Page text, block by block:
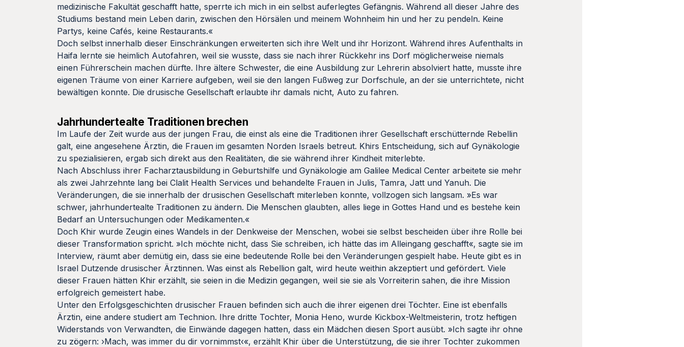
medizinische Fakultät geschafft hatte, sperrte ich mich in ein selbst auferlegtes Gefängnis. Während all dieser Jahre des
Studiums bestand mein Leben darin, zwischen den Hörsälen und meinem Wohnheim hin und her zu pendeln. Keine
Partys, keine Cafés, keine Restaurants.«
Doch selbst innerhalb dieser Einschränkungen erweiterten sich ihre Welt und ihr Horizont. Während ihres Aufenthalts in
Haifa lernte sie heimlich Autofahren, weil sie wusste, dass sie nach ihrer Rückkehr ins Dorf möglicherweise niemals
einen Führerschein machen dürfte. Ihre ältere Schwester, die eine Ausbildung zur Lehrerin absolviert hatte, musste ihre
eigenen Träume von einer Karriere aufgeben, weil sie den langen Fußweg zur Dorfschule, an der sie unterrichtete, nicht
bewältigen konnte. Die drusische Gesellschaft erlaubte ihr damals nicht, Auto zu fahren.
Jahrhundertealte Traditionen brechen
Im Laufe der Zeit wurde aus der jungen Frau, die einst als eine die Traditionen ihrer Gesellschaft erschütternde Rebellin
galt, eine angesehene Ärztin, die Frauen im gesamten Norden Israels betreut. Khirs Entscheidung, sich auf Gynäkologie
zu spezialisieren, ergab sich direkt aus den Realitäten, die sie während ihrer Kindheit miterlebte.
Nach Abschluss ihrer Facharztausbildung in Geburtshilfe und Gynäkologie am Galilee Medical Center arbeitete sie mehr
als zwei Jahrzehnte lang bei Clalit Health Services und behandelte Frauen in Julis, Tamra, Jatt und Yanuh. Die
Veränderungen, die sie innerhalb der drusischen Gesellschaft miterleben konnte, vollzogen sich langsam. »Es war
schwer, jahrhundertealte Traditionen zu ändern. Die Menschen glaubten, alles liege in Gottes Hand und es bestehe kein
Bedarf an Untersuchungen oder Medikamenten.«
Doch Khir wurde Zeugin eines Wandels in der Denkweise der Menschen, wobei sie selbst bescheiden über ihre Rolle bei
dieser Transformation spricht. »Ich möchte nicht, dass Sie schreiben, ich hätte das im Alleingang geschafft«, sagte sie im
Interview, räumt aber demütig ein, dass sie eine bedeutende Rolle bei den Veränderungen gespielt habe. Heute gibt es in
Israel Dutzende drusischer Ärztinnen. Was einst als Rebellion galt, wird heute weithin akzeptiert und gefördert. Viele
dieser Frauen hätten Khir erzählt, sie seien in die Medizin gegangen, weil sie sie als Vorreiterin sahen, die ihre Mission
erfolgreich gemeistert habe.
Unter den Erfolgsgeschichten drusischer Frauen befinden sich auch die ihrer eigenen drei Töchter. Eine ist ebenfalls
Ärztin, eine andere studiert am Technion. Ihre dritte Tochter, Monia Heno, wurde Kickbox-Weltmeisterin, trotz heftigen
Widerstands von Verwandten, die Einwände dagegen hatten, dass ein Mädchen diesen Sport ausübt. »Ich sagte ihr ohne
zu zögern: ›Mach, was immer du dir vornimmst‹«, erzählt Khir über die Unterstützung, die sie ihrer Tochter zukommen